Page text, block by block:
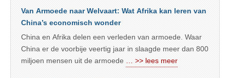
Van Armoede naar Welvaart: Wat Afrika kan leren van
China’s economisch wonder
China en Afrika delen een verleden van armoede. Waar
China er de voorbije veertig jaar in slaagde meer dan 800
miljoen mensen uit de armoede
… >> lees meer